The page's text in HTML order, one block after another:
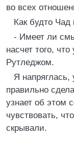
во всех
Как будто
- Имеет ли
насчет того,
Рутледжом.
Я
правильно
узнает об этом
чувствовать,
скрывали.